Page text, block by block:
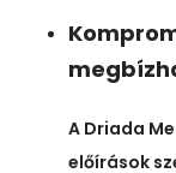
A Driada
előírások